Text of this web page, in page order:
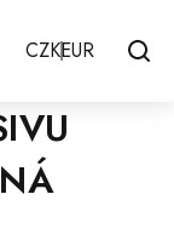
CZKEUR